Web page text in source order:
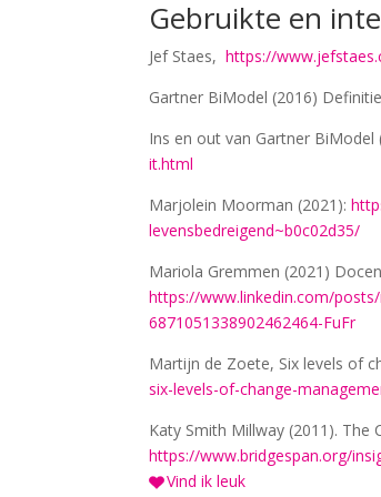
Gebruikte en
Jef Staes,https://
Gartner BiModel (2016)
Ins en out van Gartner BiModel
it.html
Marjolein Moorman (2021):
levensbedreigend~b0c02d35/
Mariola Gremmen (2021)
https://www.linkedin.com/
6871051338902462464-FuFr
Martijn de Zoete, Six levels of
six-levels-of-change-
Katy Smith Millway (2011). The
https://www.bridgespan.org/
Vind ik leuk